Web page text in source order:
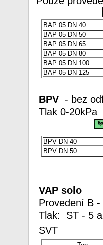
BAP 05 DN 40
BAP 05 DN 50
BAP 05 DN 65
BAP 05 DN 80
BAP 05 DN 100
BAP 05 DN 125
BPV - bez
Tlak
BPV DN 40
BPV DN 50
VAP solo
Provedení B
Tlak: ST - 5